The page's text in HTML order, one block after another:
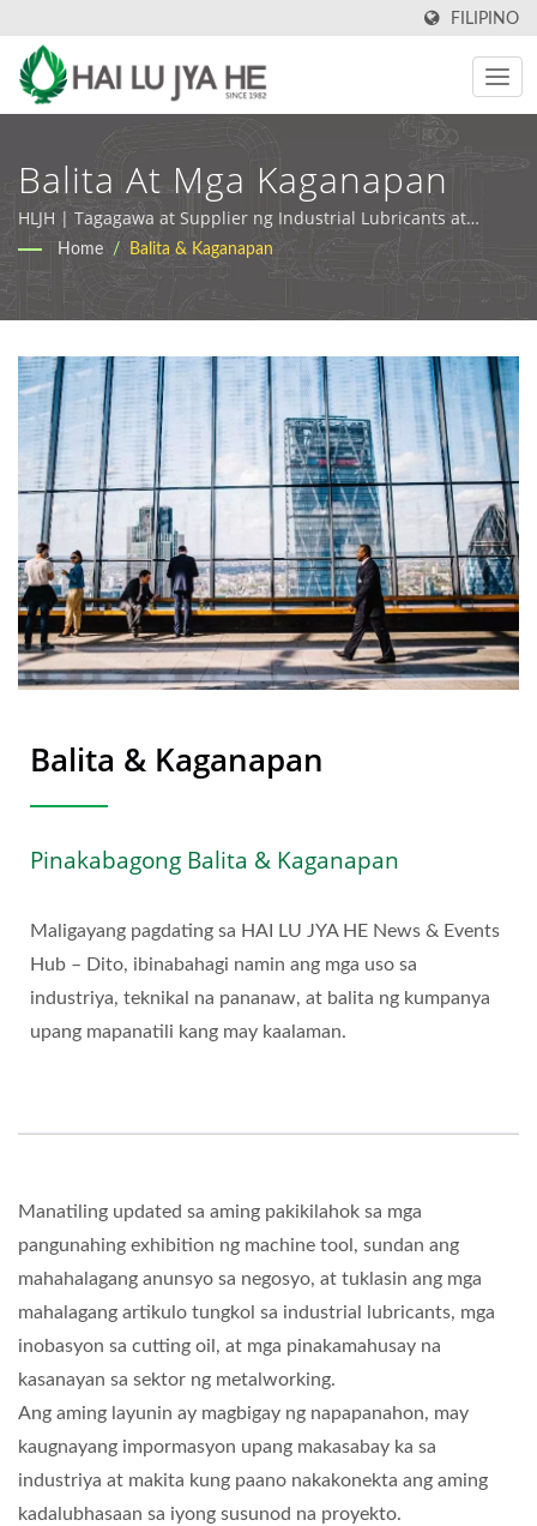
FILIPINO
Balita At Mga Kaganapan
HLJH | Tagagawa at Supplier ng Industrial Lubricants at
Metalworking Fluids sa Taiwan
Home / Balita & Kaganapan
Balita & Kaganapan
Pinakabagong Balita & Kaganapan
Maligayang pagdating sa HAI LU JYA HE News & Events
Hub – Dito, ibinabahagi namin ang mga uso sa
industriya, teknikal na pananaw, at balita ng kumpanya
upang mapanatili kang may kaalaman.
Manatiling updated sa aming pakikilahok sa mga
pangunahing exhibition ng machine tool, sundan ang
mahahalagang anunsyo sa negosyo, at tuklasin ang mga
mahalagang artikulo tungkol sa industrial lubricants, mga
inobasyon sa cutting oil, at mga pinakamahusay na
kasanayan sa sektor ng metalworking.
Ang aming layunin ay magbigay ng napapanahon, may
kaugnayang impormasyon upang makasabay ka sa
industriya at makita kung paano nakakonekta ang aming
kadalubhasaan sa iyong susunod na proyekto.